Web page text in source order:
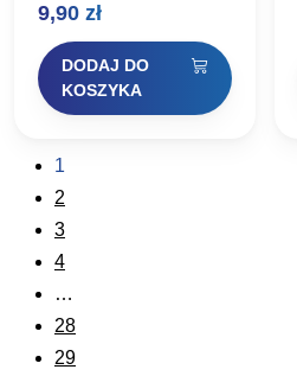
element karpiowego
uwalniania ciężarka z
zestawu w przypadku
jego zerwania podczas…
9,90 zł
DODAJ DO
KOSZYKA
1
2
3
4
…
28
29